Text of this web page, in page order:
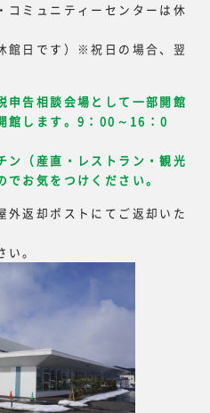
コミュニティーセンターは休
館日です）※祝日の場合、翌
告相談会場として一部開館
館します。9：00～16：0
ン（産直・レストラン・観光
お気をつけください。
外返却ポストにてご返却いた
。